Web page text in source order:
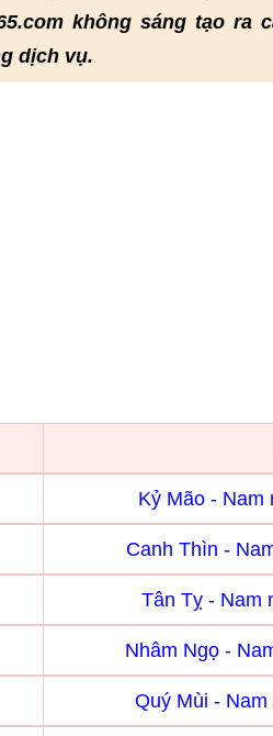
không sáng tạo
dịch vụ.
Kỷ Mão - Nam
Canh Thìn -
Tân Tỵ - Nam
Nhâm Ngọ -
Quý Mùi - Nam